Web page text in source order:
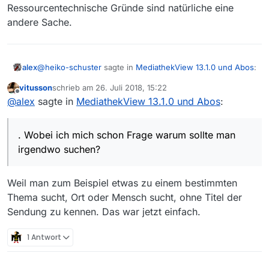
Ressourcentechnische Gründe sind natürliche eine
andere Sache.
alex@heiko-schuster sagte in MediathekView 13.1.0 und Abos:
@Alex,
Nachbesserung:
wieder Einführung der Suche “irgendwo”.
wieder Einführung des Buttons “alle Filter
löschen” (früher Pinselsymbol) in den
Filtereinstellungen, um nicht jeden Haken
Ressourcen mäßig nicht möglich. Wobei ich mich schon
Frage warum sollte man irgendwo suchen? Merkt man
sich immer nur die beschreibung oder den filmlink?
Offline
vitussonschrieb am 26. Juli 2018, 15:22
zuletzt editiert von
@alex sagte in MediathekView 13.1.0 und Abos:
. Wobei ich mich schon Frage warum sollte man
irgendwo suchen?
Weil man zum Beispiel etwas zu einem bestimmten
Thema sucht, Ort oder Mensch sucht, ohne Titel der
Sendung zu kennen. Das war jetzt einfach.
1 Antwort